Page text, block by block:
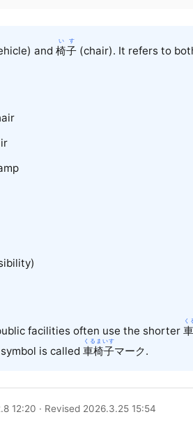
and 椅子
いす
(chair). It refers to
facilities often use the shorter
く
is called 車椅子
くるまいす
マーク.
12:20 · Revised 2026.3.25 15:54